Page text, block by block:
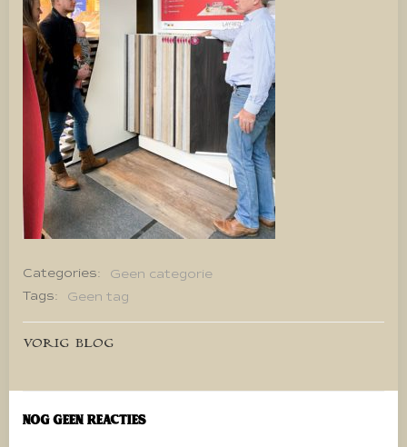
Categories:
Geen categorie
Tags:
Geen tag
Bericht
navigatie
VORIG BLOG
Nog geen reacties